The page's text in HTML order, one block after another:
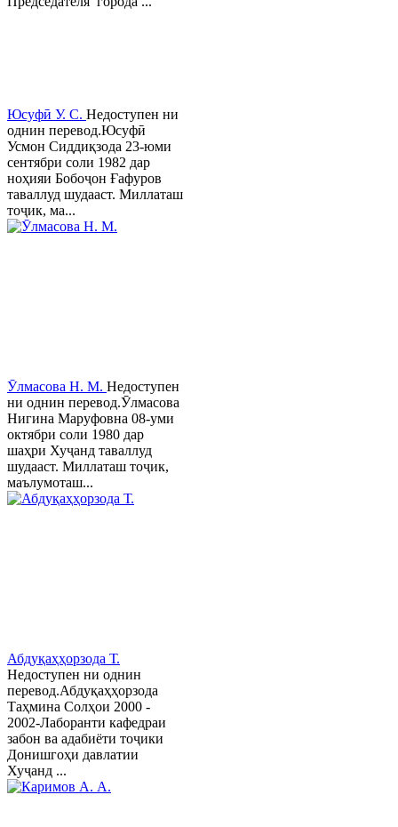
Юсуфӣ У. C. Недоступен ни
однин перевод.Юсуфӣ
Усмон Сиддиқзода 23-юми
сентябри соли 1982 дар
ноҳияи Бобоҷон Ғафуров
таваллуд шудааст. Миллаташ
тоҷик, ма...
Ӯлмасова Н. М. Недоступен
ни однин перевод.Ӯлмасова
Нигина Маруфовна 08-уми
октябри соли 1980 дар
шаҳри Хуҷанд таваллуд
шудааст. Миллаташ тоҷик,
маълумоташ...
Абдуқаҳҳорзода Т.
Недоступен ни однин
перевод.Абдуқаҳҳорзода
Таҳмина Солҳои 2000 -
2002-Лаборанти кафедраи
забон ва адабиёти тоҷики
Донишгоҳи давлатии
Хуҷанд ...